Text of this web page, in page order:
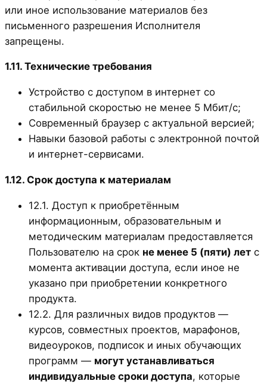
или иное использование материалов без
письменного разрешения Исполнителя
запрещены.
1.11. Технические требования
Устройство с доступом в интернет со
стабильной скоростью не менее 5 Мбит/с;
Современный браузер с актуальной версией;
Навыки базовой работы с электронной почтой
и интернет-сервисами.
1.12. Срок доступа к материалам
12.1. Доступ к приобретённым
информационным, образовательным и
методическим материалам предоставляется
Пользователю на срок не менее 5 (пяти) лет с
момента активации доступа, если иное не
указано при приобретении конкретного
продукта.
12.2. Для различных видов продуктов —
курсов, совместных проектов, марафонов,
видеоуроков, подписок и иных обучающих
программ — могут устанавливаться
индивидуальные сроки доступа, которые